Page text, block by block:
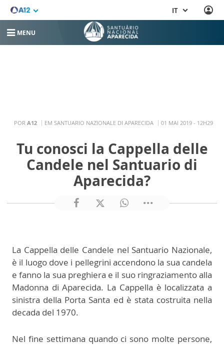
IT
MENU
POR A12 EM SANTUARIO NAZIONALE DI APARECIDA 01 MAI 2019 - 12H29
Tu conosci la Cappella delle
Candele nel Santuario di
Aparecida?
La Cappella delle Candele nel Santuario Nazionale,
è il luogo dove i pellegrini accendono la sua candela
e fanno la sua preghiera e il suo ringraziamento alla
Madonna di Aparecida. La Cappella è localizzata a
sinistra della Porta Santa ed è stata costruita nella
decada del 1970.
Nel fine settimana quando ci sono molte persone,